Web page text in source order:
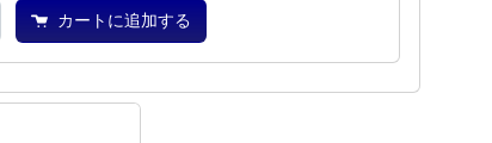
カートに追加する